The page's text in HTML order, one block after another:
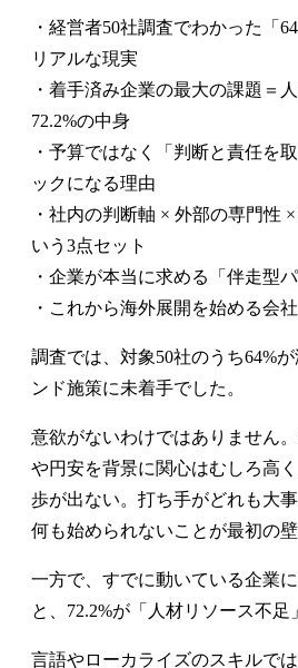
・経営者50社調査でわかった「
リアルな現実
・着手済み企業の最大の課題＝
72.2%の中身
・予算ではなく「判断と責任を
ックになる理由
・社内の判断軸 × 外部の専門性
いう3点セット
・企業が本当に求める「伴走型
・これから海外展開を始める会
調査では、対象50社のうち64%
ンド施策に未着手でした。
意欲がないわけではありません
や円安を背景に関心はむしろ高
歩が出ない。打ち手がどれも大
何も始められないことが最初の壁
一方で、すでに動いている企業
と、72.2%が「人材リソース不足
言語やローカライズのスキルで